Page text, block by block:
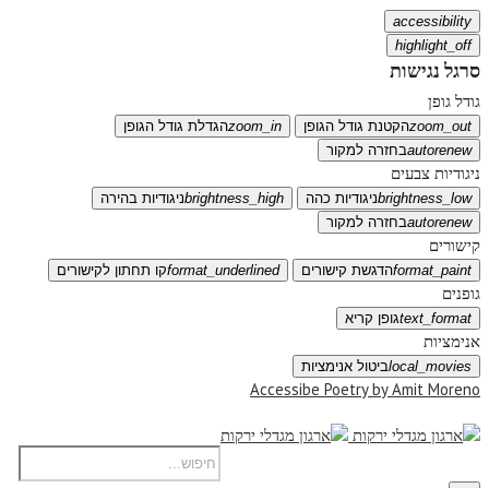
accessibility
highlight_off
סרגל נגישות
גודל גופן
zoom_outהקטנת גודל הגופן zoom_inהגדלת גודל הגופן
autorenewבחזרה למקור
ניגודיות צבעים
brightness_lowניגודיות כהה brightness_highניגודיות בהירה
autorenewבחזרה למקור
קישורים
format_paintהדגשת קישורים format_underlinedקו תחתון לקישורים
גופנים
text_formatגופן קריא
אנימציות
local_moviesביטול אנימציות
Accessibe Poetry by Amit Moreno